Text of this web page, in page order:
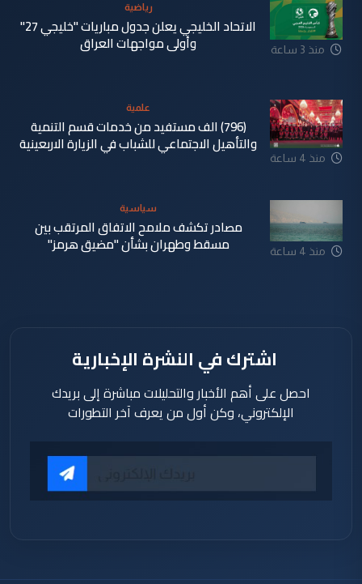
منذ 3 ساعة
رياضية
الاتحاد الخليجي يعلن جدول مباريات "خليجي 27"
وأولى مواجهات العراق
منذ 4 ساعة
علمية
(796) الف مستفيد من خدمات قسم التنمية
والتأهيل الاجتماعي للشباب في الزيارة الاربعينية
منذ 4 ساعة
سياسية
مصادر تكشف ملامح الاتفاق المرتقب بين
مسقط وطهران بشأن "مضيق هرمز"
اشترك في النشرة الإخبارية
احصل على أهم الأخبار والتحليلات مباشرة إلى بريدك
الإلكتروني، وكن أول من يعرف آخر التطورات